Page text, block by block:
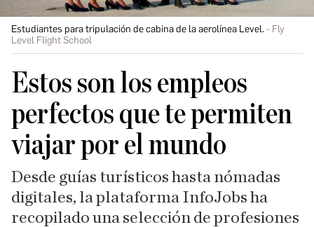
Estudiantes para tripulación de cabina de la aerolínea Level.
Fly
Level Flight School
Estos son los empleos
perfectos que te permiten
viajar por el mundo
Desde guías turísticos hasta nómadas
digitales, la plataforma InfoJobs ha
recopilado una selección de profesiones